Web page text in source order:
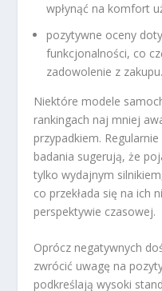
wpłynąć na komfort
pozytywne oceny
funkcjonalności, co
zadowolenie z zakupu.
Niektóre modele
rankingach naj mniej
przypadkiem.
badania sugerują, że
tylko wydajnym
co przekłada się na ich
perspektywie czasowej.
Oprócz negatywnych
zwrócić uwagę na
podkreślają wysoki